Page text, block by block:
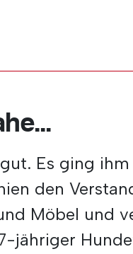
Es ging
den
Möbel und
jähriger